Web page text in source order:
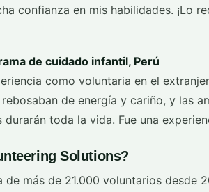
confianza en mis habilidades. ¡Lo
de cuidado infantil, Perú
como voluntaria en el
de energía y cariño, y las
toda la vida. Fue una
Solutions?
más de 21.000 voluntarios desde